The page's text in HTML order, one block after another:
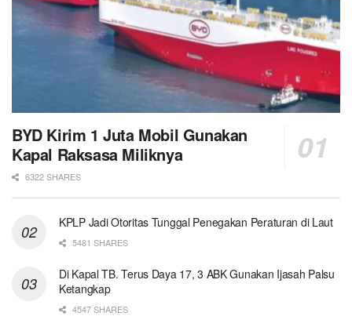
BYD Kirim 1 Juta Mobil Gunakan
Kapal Raksasa Miliknya
6322 SHARES
KPLP Jadi Otoritas Tunggal Penegakan Peraturan di Laut
5481 SHARES
Di Kapal TB. Terus Daya 17, 3 ABK Gunakan Ijasah Palsu
Ketangkap
4547 SHARES